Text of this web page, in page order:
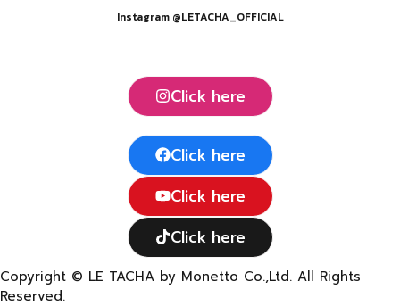
Instagram @LETACHA_OFFICIAL
Click here
Click here
Click here
Click here
Copyright © LE TACHA by Monetto Co.,Ltd. All Rights
Reserved.